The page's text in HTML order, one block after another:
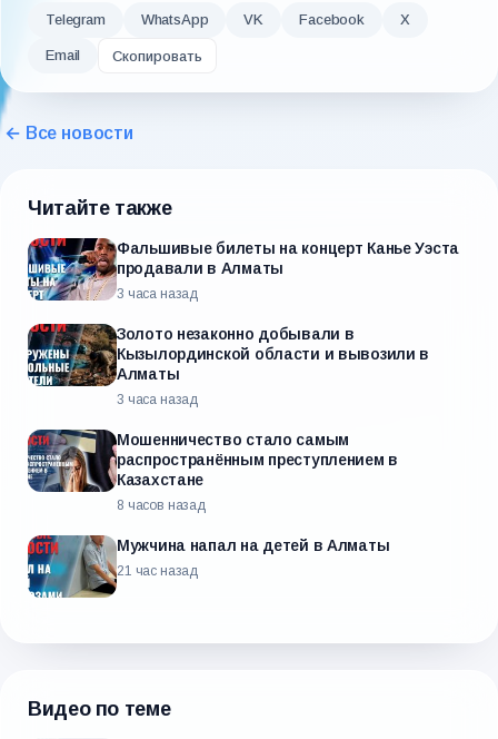
Telegram WhatsApp VK Facebook X
Email Скопировать
← Все новости
Читайте также
Фальшивые билеты на концерт Канье Уэста
продавали в Алматы
3 часа назад
Золото незаконно добывали в
Кызылординской области и вывозили в
Алматы
3 часа назад
Мошенничество стало самым
распространённым преступлением в
Казахстане
8 часов назад
Мужчина напал на детей в Алматы
21 час назад
Видео по теме